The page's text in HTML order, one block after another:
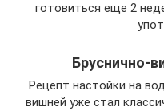
готовиться еще 2
Бруснично-
Рецепт настойки на
вишней уже стал